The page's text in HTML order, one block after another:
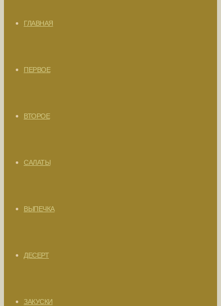
ГЛАВНАЯ
ПЕРВОЕ
ВТОРОЕ
САЛАТЫ
ВЫПЕЧКА
ДЕСЕРТ
ЗАКУСКИ